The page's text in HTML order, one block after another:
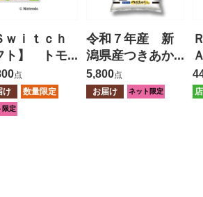
ｗｉｔｃｈ
ト】 トモ
コレクショ
くわく生
点
け
数量限定
限定
令和７年産 新
潟県産つきあか
り ５ｋｇ
5,800点
お届け
ネット限定